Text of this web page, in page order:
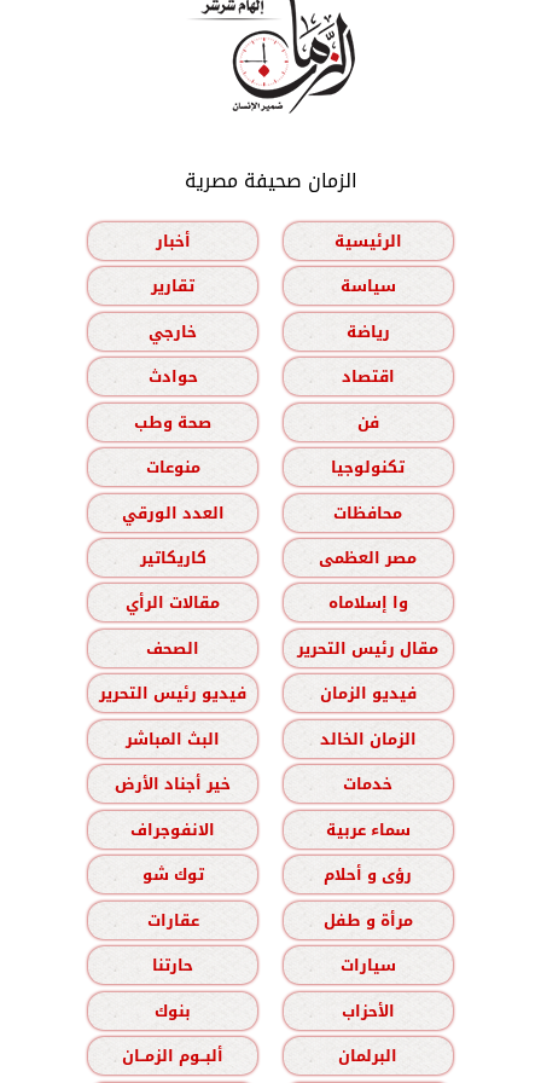
الزمان صحيفة مصرية
الرئيسية
أخبار
سياسة
تقارير
رياضة
خارجي
اقتصاد
حوادث
فن
صحة وطب
تكنولوجيا
منوعات
محافظات
العدد الورقي
مصر العظمى
كاريكاتير
وا إسلاماه
مقالات الرأي
مقال رئيس التحرير
الصحف
فيديو الزمان
فيديو رئيس التحرير
الزمان الخالد
البث المباشر
خدمات
خير أجناد الأرض
سماء عربية
الانفوجراف
رؤى و أحلام
توك شو
مرأة و طفل
عقارات
سيارات
حارتنا
الأحزاب
بنوك
البرلمان
ألبــوم الزمــان